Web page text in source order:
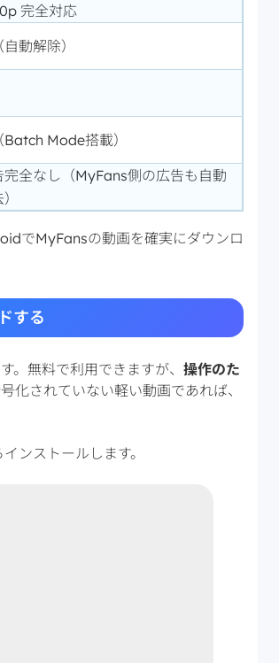
完全対応
動解除）
Batch Mode搭載）
完全なし（MyFans側の広告も自動
でMyFansの動画を確実にダウンロ
する
無料で利用できますが、 操作のた
化されていない軽い動画であれば、
ンストールします。